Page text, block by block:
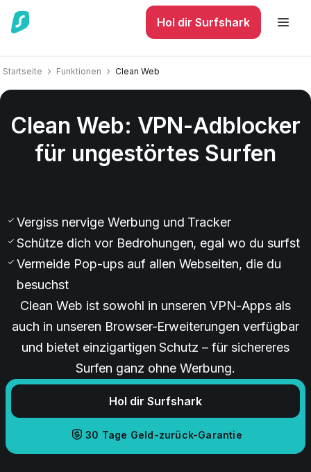
Hol dir Surfshark
Startseite Funktionen Clean Web
Clean Web: VPN-Adblocker
für ungestörtes Surfen
Vergiss nervige Werbung und Tracker
Schütze dich vor Bedrohungen, egal wo du surfst
Vermeide Pop-ups auf allen Webseiten, die du
besuchst
Clean Web ist sowohl in unseren VPN-Apps als
auch in unseren Browser-Erweiterungen verfügbar
und bietet einzigartigen Schutz – für sichereres
Surfen ganz ohne Werbung.
Hol dir Surfshark
30 Tage Geld-zurück-Garantie